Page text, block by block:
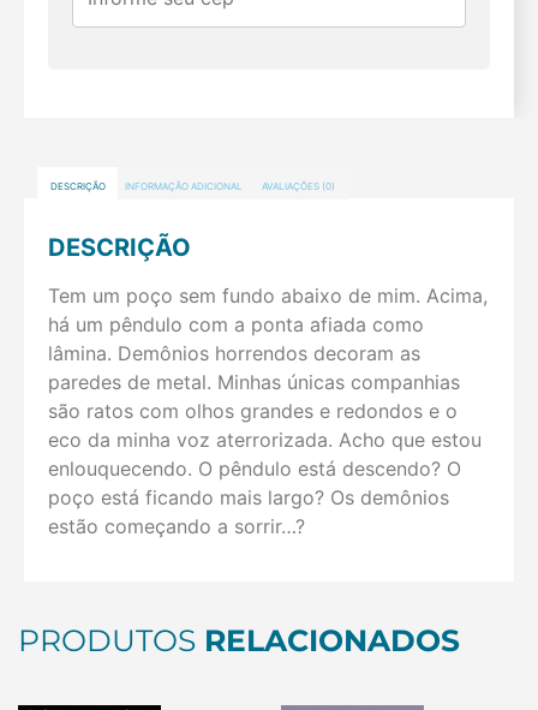
DESCRIÇÃO INFORMAÇÃO ADICIONAL AVALIAÇÕES (0)
DESCRIÇÃO
Tem um poço sem fundo abaixo de mim. Acima,
há um pêndulo com a ponta afiada como
lâmina. Demônios horrendos decoram as
paredes de metal. Minhas únicas companhias
são ratos com olhos grandes e redondos e o
eco da minha voz aterrorizada. Acho que estou
enlouquecendo. O pêndulo está descendo? O
poço está ficando mais largo? Os demônios
estão começando a sorrir…?
PRODUTOS RELACIONADOS